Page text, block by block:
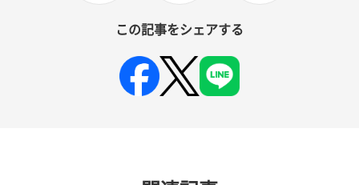
この記事をシェアする